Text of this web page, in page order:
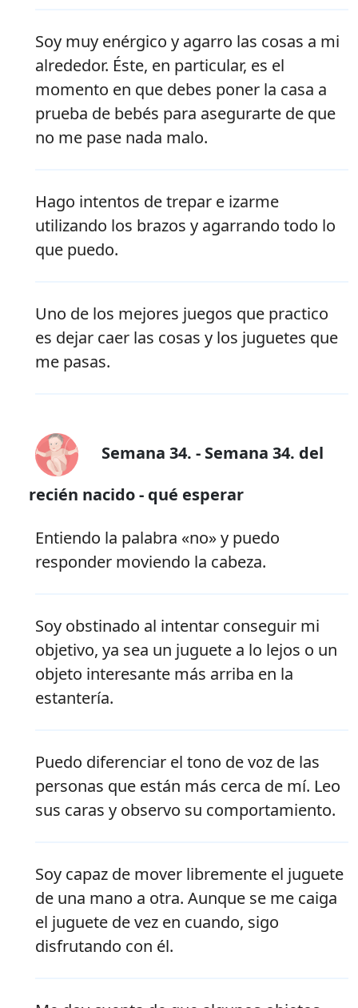
Soy muy enérgico y agarro las cosas a mi
alrededor. Éste, en particular, es el
momento en que debes poner la casa a
prueba de bebés para asegurarte de que
no me pase nada malo.
Hago intentos de trepar e izarme
utilizando los brazos y agarrando todo lo
que puedo.
Uno de los mejores juegos que practico
es dejar caer las cosas y los juguetes que
me pasas.
Semana 34. - Semana 34. del
recién nacido - qué esperar
Entiendo la palabra «no» y puedo
responder moviendo la cabeza.
Soy obstinado al intentar conseguir mi
objetivo, ya sea un juguete a lo lejos o un
objeto interesante más arriba en la
estantería.
Puedo diferenciar el tono de voz de las
personas que están más cerca de mí. Leo
sus caras y observo su comportamiento.
Soy capaz de mover libremente el juguete
de una mano a otra. Aunque se me caiga
el juguete de vez en cuando, sigo
disfrutando con él.